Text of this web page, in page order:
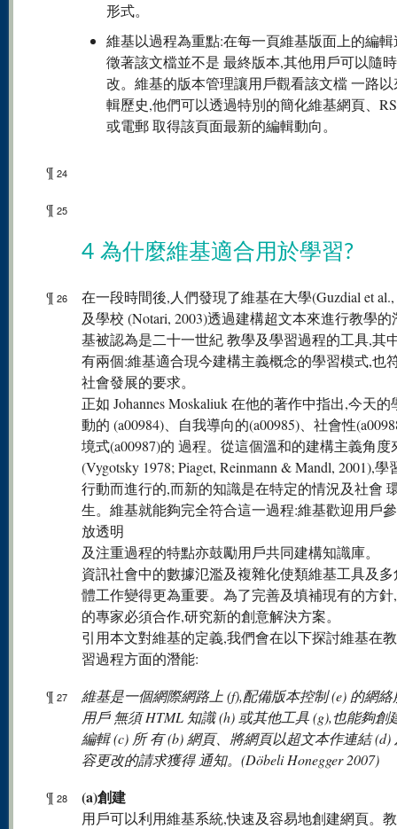
形式。
維基以過程為重點:在每一頁維基版面上的編
徵著該文檔並不是 最終版本,其他用戶可以隨
改。維基的版本管理讓用戶觀看該文檔 一路
輯歷史,他們可以透過特別的簡化維基網頁、
或電郵 取得該頁面最新的編輯動向。
¶ 24
¶ 25
4 為什麼維基適合用於學習?
¶ 26
在一段時間後,人們發現了維基在大學(Guzdial et al.,
及學校 (Notari, 2003)透過建構超文本來進行教學
基被認為是二十一世紀 教學及學習過程的工具,其
有兩個:維基適合現今建構主義概念的學習模式,也
社會發展的要求。
正如 Johannes Moskaliuk 在他的著作中指出,今天
動的 (a00984)、自我導向的(a00985)、社會性
境式(a00987)的 過程。從這個溫和的建構主義角度
(Vygotsky 1978; Piaget, Reinmann & Mandl, 2001),
行動而進行的,而新的知識是在特定的情況及社會
生。維基就能夠完全符合這一過程:維基歡迎用戶
放透明
及注重過程的特點亦鼓勵用戶共同建構知識庫。
資訊社會中的數據氾濫及複雜化使類維基工具及
體工作變得更為重要。為了完善及填補現有的方針
的專家必須合作,研究新的創意解決方案。
引用本文對維基的定義,我們會在以下探討維基在
習過程方面的潛能:
¶ 27
維基是一個網際網路上 (f),配備版本控制 (e) 的網絡
用戶 無須 HTML 知識 (h) 或其他工具 (g),也能夠創
編輯 (c) 所 有 (b) 網頁、將網頁以超文本作連結 (d)
容更改的請求獲得 通知。(Döbeli Honegger 2007)
¶ 28 (a)創建
用戶可以利用維基系統,快速及容易地創建網頁。